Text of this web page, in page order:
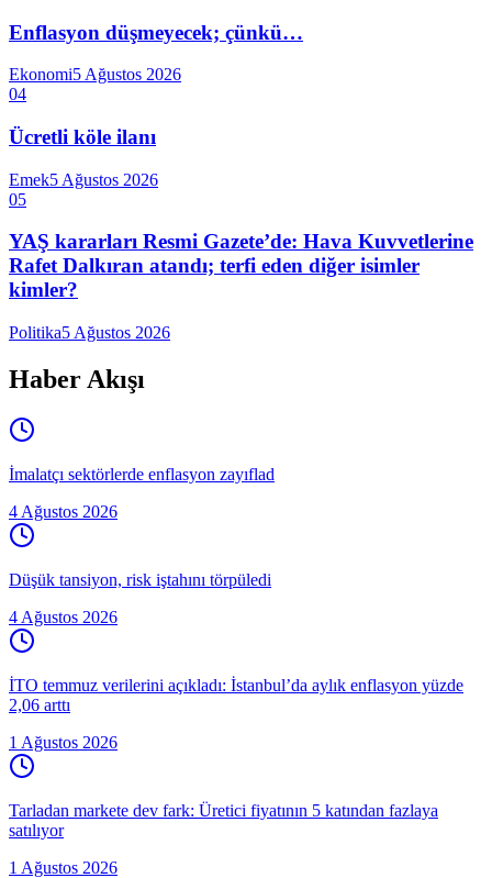
Enflasyon düşmeyecek; çünkü…
Ekonomi5 Ağustos 2026
04
Ücretli köle ilanı
Emek5 Ağustos 2026
05
YAŞ kararları Resmi Gazete’de: Hava Kuvvetlerine
Rafet Dalkıran atandı; terfi eden diğer isimler
kimler?
Politika5 Ağustos 2026
Haber Akışı
İmalatçı sektörlerde enflasyon zayıflad
4 Ağustos 2026
Düşük tansiyon, risk iştahını törpüledi
4 Ağustos 2026
İTO temmuz verilerini açıkladı: İstanbul’da aylık enflasyon yüzde
2,06 arttı
1 Ağustos 2026
Tarladan markete dev fark: Üretici fiyatının 5 katından fazlaya
satılıyor
1 Ağustos 2026